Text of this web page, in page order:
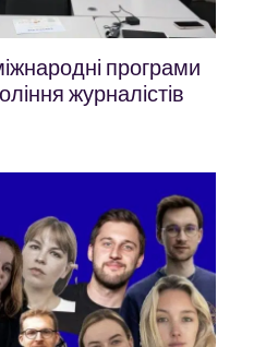
програми
журналістів